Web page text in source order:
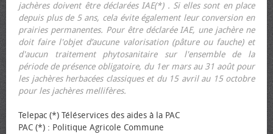
jachères doivent être déclarées IAE(*) . Si elles sont en place
depuis plus de 5 ans, cela évite également leur conversion en
prairies permanentes. Pour être déclarée IAE, une jachère ne
doit faire l'objet d’aucune valorisation (pâture ou fauche) et
d'aucun traitement phytosanitaire sur l'ensemble de la
période de présence obligatoire, du 1er mars au 31 août pour
les jachères herbacées classiques et du 15 avril au 15 octobre
pour les jachères mellifères.
Telepac (*) Téléservices des aides à la PAC
PAC (*) : Politique Agricole Commune